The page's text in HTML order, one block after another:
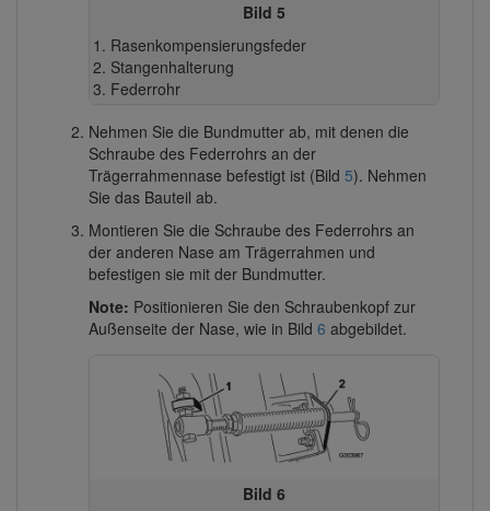
Bild 5
Rasenkompensierungsfeder
Stangenhalterung
Federrohr
Nehmen Sie die Bundmutter ab, mit denen die
Schraube des Federrohrs an der
Trägerrahmennase befestigt ist (Bild 5). Nehmen
Sie das Bauteil ab.
Montieren Sie die Schraube des Federrohrs an
der anderen Nase am Trägerrahmen und
befestigen sie mit der Bundmutter.
Note: Positionieren Sie den Schraubenkopf zur
Außenseite der Nase, wie in Bild 6 abgebildet.
Bild 6